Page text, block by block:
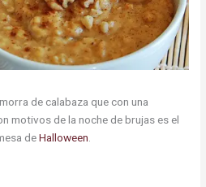
de calabaza que con una
motivos de la noche de brujas es el
deHalloween